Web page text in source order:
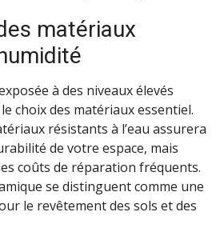
matériaux
à des niveaux élevés
choix des matériaux essentiel.
résistants à l’eau assurera
de votre espace, mais
coûts de réparation fréquents.
se distinguent comme une
le revêtement des sols et des